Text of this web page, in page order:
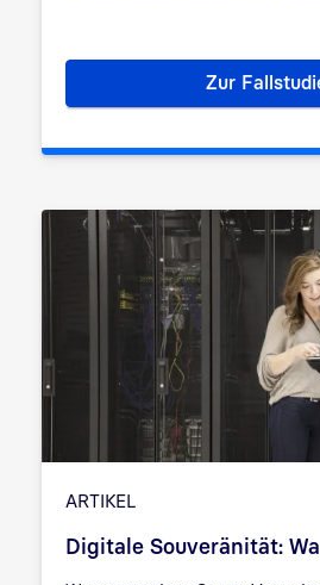
Zur
ARTIKEL
Digitale Souveränität: